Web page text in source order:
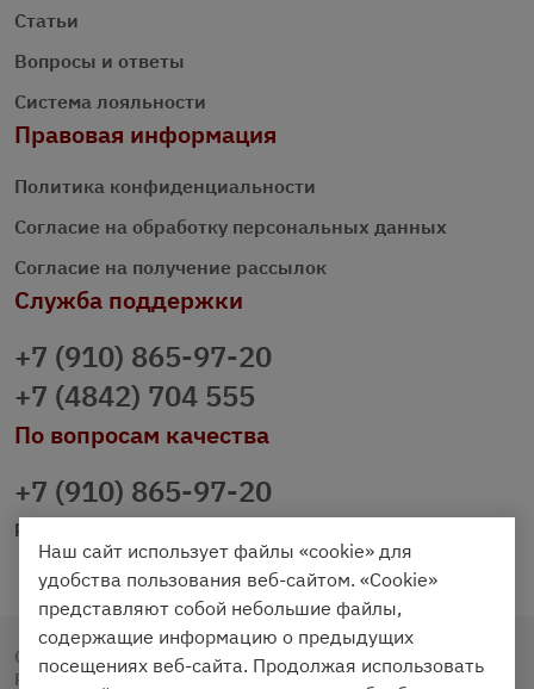
Статьи
Вопросы и ответы
Система лояльности
Правовая информация
Политика конфиденциальности
Согласие на обработку персональных данных
Согласие на получение рассылок
Служба поддержки
+7 (910) 865-97-20
+7 (4842) 704 555
По вопросам качества
+7 (910) 865-97-20
prazdnichniy40@palmi.ru
Copyright © 2020 - 2026. Праздничный Стол.
Разработка и продвижение - Vegas Studio
Наш сайт использует файлы «cookie» для
удобства пользования веб-сайтом. «Cookie»
представляют собой небольшие файлы,
содержащие информацию о предыдущих
посещениях веб-сайта. Продолжая использовать